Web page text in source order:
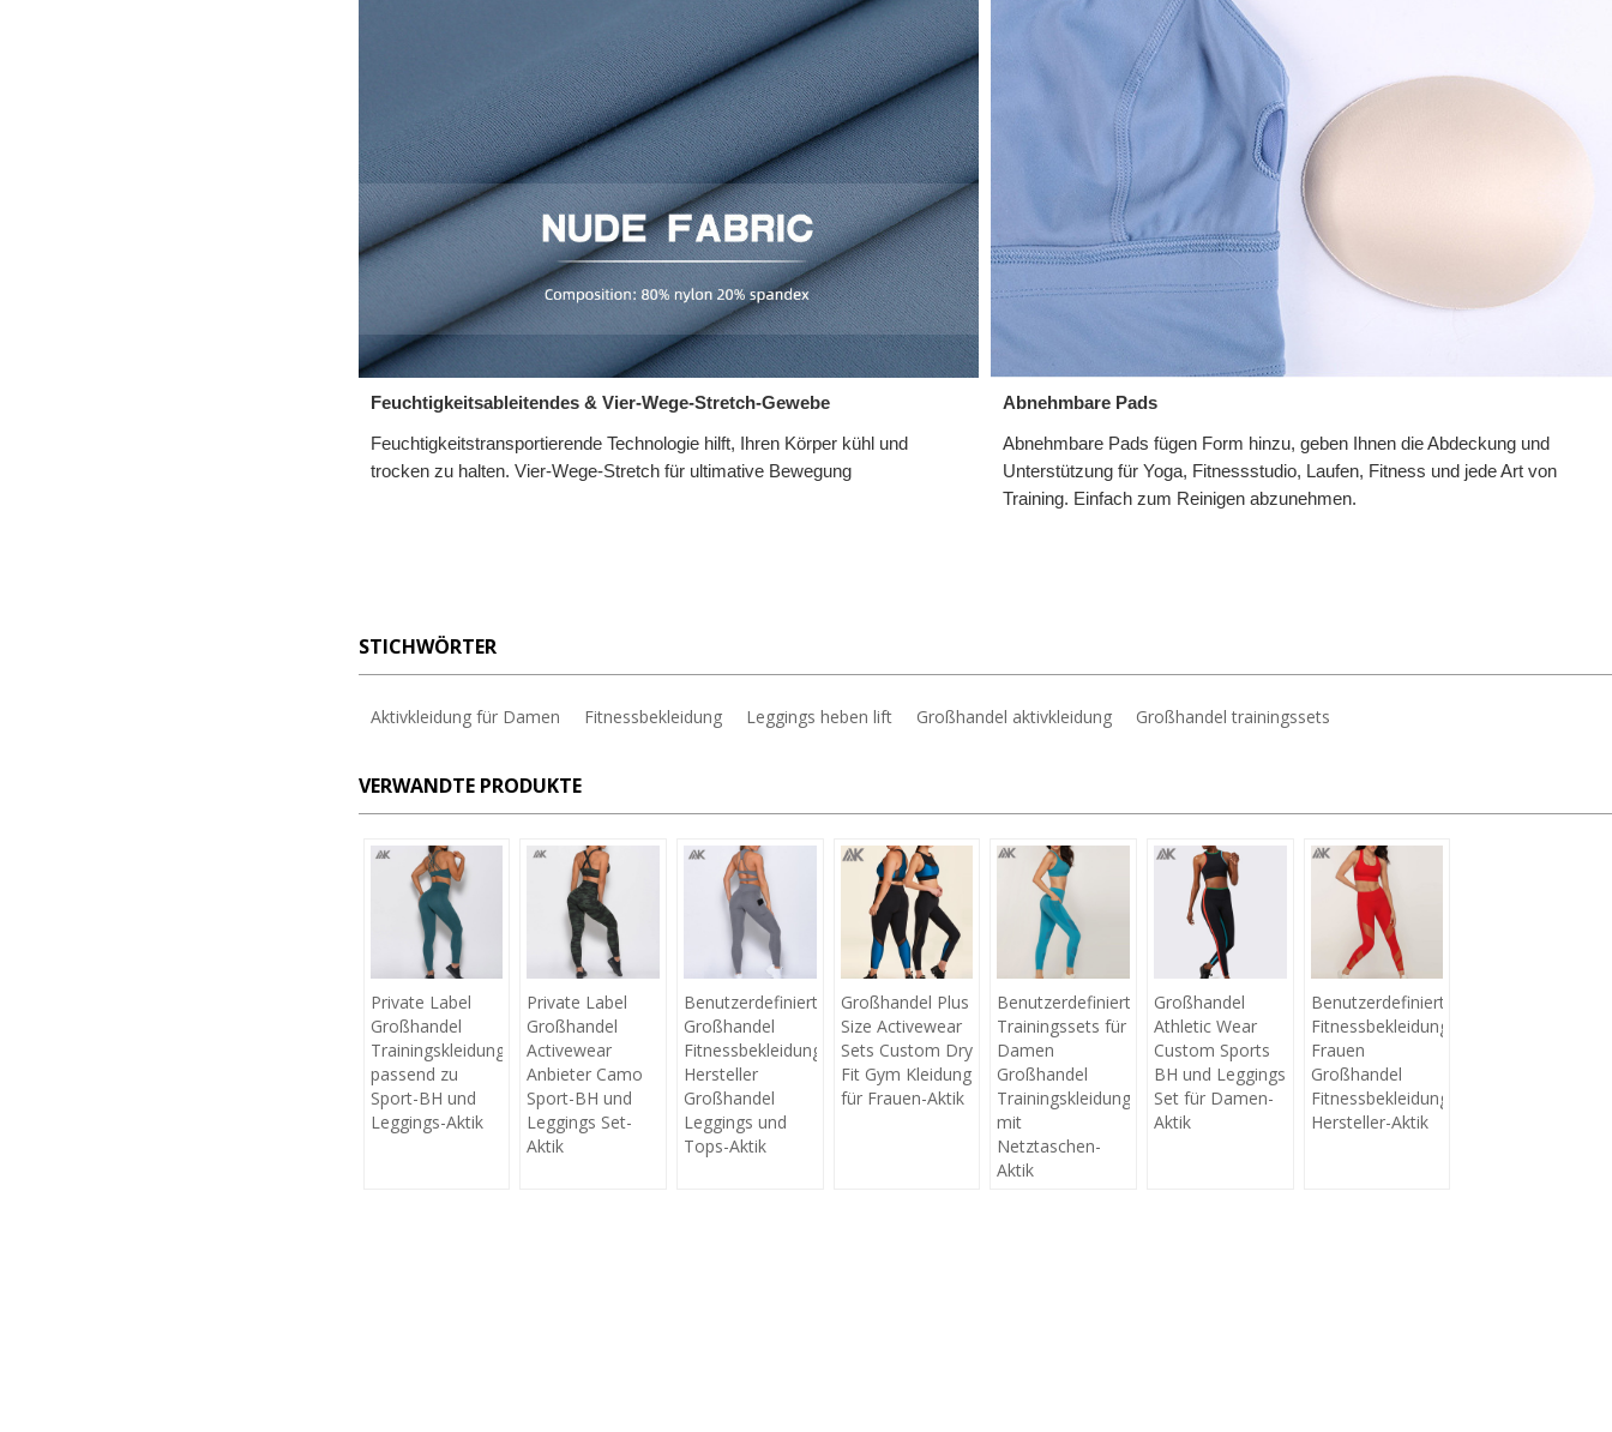
Feuchtigkeitsableitendes & Vier-Wege-Stretch-Gewebe
Feuchtigkeitstransportierende Technologie hilft, Ihren Körper kühl und
trocken zu halten. Vier-Wege-Stretch für ultimative Bewegung
Abnehmbare Pads
Abnehmbare Pads fügen Form hinzu, geben Ihnen die Abdeckung und
Unterstützung für Yoga, Fitnessstudio, Laufen, Fitness und jede Art von
Training. Einfach zum Reinigen abzunehmen.
STICHWÖRTER
Aktivkleidung für Damen Fitnessbekleidung Leggings heben lift Großhandel aktivkleidung Großhandel trainingssets
VERWANDTE PRODUKTE
Private Label
Großhandel
Trainingskleidung
passend zu
Sport-BH und
Leggings-Aktik
Private Label
Großhandel
Activewear
Anbieter Camo
Sport-BH und
Leggings Set-
Aktik
Benutzerdefinierte
Großhandel
Fitnessbekleidung
Hersteller
Großhandel
Leggings und
Tops-Aktik
Großhandel Plus
Size Activewear
Sets Custom Dry
Fit Gym Kleidung
für Frauen-Aktik
Benutzerdefinierte
Trainingssets für
Damen
Großhandel
Trainingskleidung
mit
Netztaschen-
Aktik
Großhandel
Athletic Wear
Custom Sports
BH und Leggings
Set für Damen-
Aktik
Benutzerdefinierte
Fitnessbekleidung
Frauen
Großhandel
Fitnessbekleidung
Hersteller-Aktik